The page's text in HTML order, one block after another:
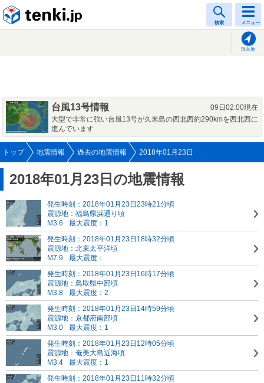
検索 メニュー
現在地
台風13号情報
09日02:00現在
大型で非常に強い台風13号が久米島の西北西約290kmを西北西に
進んでいます
トップ 地震情報 過去の地震情報 2018年01月23日
2018年01月23日の地震情報
発生時刻：2018年01月23日23時21分頃
震源地：福島県浜通り頃
M3.6
最大震度：1
発生時刻：2018年01月23日18時32分頃
震源地：北東太平洋頃
M7.9
最大震度：
発生時刻：2018年01月23日16時17分頃
震源地：鳥取県中部頃
M3.8
最大震度：2
発生時刻：2018年01月23日14時59分頃
震源地：京都府南部頃
M3.0
最大震度：1
発生時刻：2018年01月23日12時05分頃
震源地：奄美大島近海頃
M3.4
最大震度：1
発生時刻：2018年01月23日11時32分頃